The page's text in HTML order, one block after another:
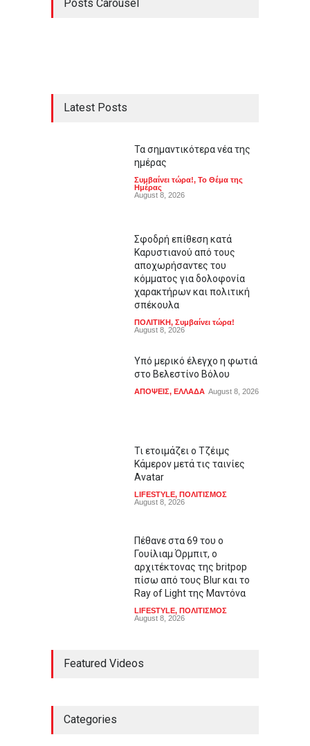
Posts Carousel
Latest Posts
Τα σημαντικότερα νέα της
ημέρας
Συμβαίνει τώρα!, Το Θέμα της
Ημέρας
August 8, 2026
Σφοδρή επίθεση κατά
Καρυστιανού από τους
αποχωρήσαντες του
κόμματος για δολοφονία
χαρακτήρων και πολιτική
σπέκουλα
ΠΟΛΙΤΙΚΗ, Συμβαίνει τώρα!
August 8, 2026
Υπό μερικό έλεγχο η φωτιά
στο Βελεστίνο Βόλου
ΑΠΟΨΕΙΣ, ΕΛΛΑΔΑ August 8, 2026
Τι ετοιμάζει ο Τζέιμς
Κάμερον μετά τις ταινίες
Avatar
LIFESTYLE, ΠΟΛΙΤΙΣΜΟΣ
August 8, 2026
Πέθανε στα 69 του ο
Γουίλιαμ Όρμπιτ, ο
αρχιτέκτονας της britpop
πίσω από τους Blur και το
Ray of Light της Μαντόνα
LIFESTYLE, ΠΟΛΙΤΙΣΜΟΣ
August 8, 2026
Featured Videos
Categories